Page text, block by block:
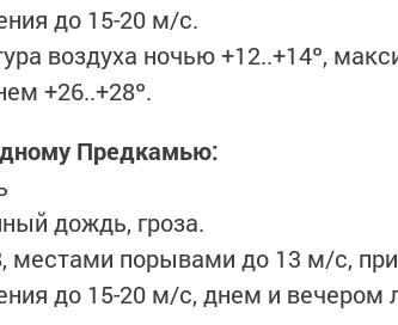
до 15-20 м/с.
воздуха ночью +12..+14º,
+26..+28º.
Предкамью:
дождь, гроза.
местами порывами до 13 м/с, при
до 15-20 м/с, днем и вечером